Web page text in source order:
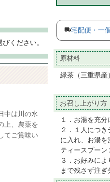
ください。
中は川の水
上、農薬を
てご賞味い
宅配便・一
原材料
緑茶（三重県産）
お召し上がり方
１．お湯を充分
２．１人につ
に入れ、お湯を
ティースプーン
３．お好みに
まで残さず注ぎ